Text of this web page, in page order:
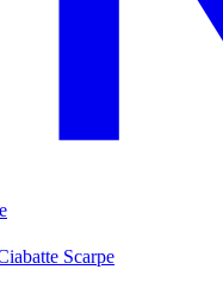
Scarpe